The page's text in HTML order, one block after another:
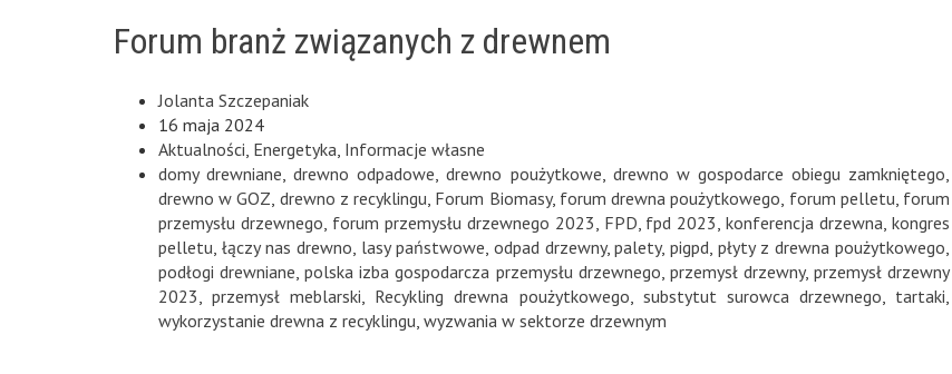
Forum branż związanych z drewnem
Jolanta Szczepaniak
16 maja 2024
Aktualności Energetyka Informacje własne
domy drewniane ,drewno odpadowe ,drewno poużytkowe drewno w gospodarce obiegu zamkniętego
drewno w GOZ drewno z recyklingu Forum Biomasy, forum drewna poużytkowego forum pelletu forum
przemysłu drzewnego forum przemysłu drzewnego 2023 FPD fpd 2023 ,konferencja drzewna ,kongres
pelletu łączy nas drewno lasy państwowe odpad drzewny,palety,pigpd ,płyty z drewna poużytkowego
podłogi drewniane ,polska izba gospodarcza przemysłu drzewnego przemysł drzewny, przemysł drzewny
2023 ,przemysł meblarski Recykling drewna poużytkowego substytut surowca drzewnego tartaki
wykorzystanie drewna z recyklingu wyzwania w sektorze drzewnym